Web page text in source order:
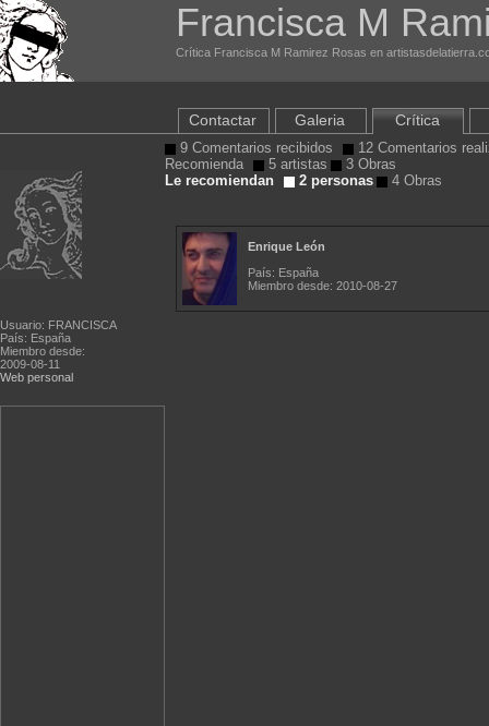
Francisca M
Crítica Francisca M Ramirez Rosas en
Usuario: FRANCISCA
País: España
Miembro desde:
2009-08-11
Web personal
Contactar Galeria Crítica
9 Comentarios recibidos
12 Comentarios
Recomienda
5 artistas
3 Obras
Le recomiendan
2 personas 4 Obras
Enrique León
País: España
Miembro desde: 2010-08-27